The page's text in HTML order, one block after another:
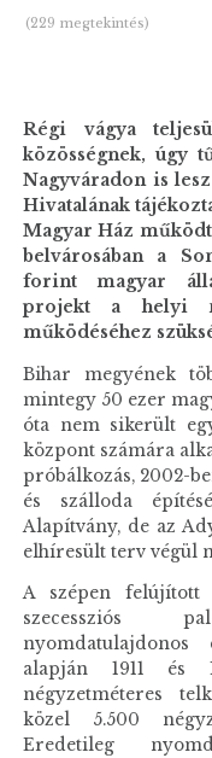
(229 megtekintés)
Régi vágya
közösségnek, úgy
Nagyváradon is
Hivatalának
Magyar Ház
belvárosában a
forint magyar
projekt a helyi
működéséhez
Bihar megyének
mintegy 50 ezer
óta nem sikerült
központ számára
próbálkozás, 2002-
és szálloda
Alapítvány, de az
elhíresült terv végül
A szépen felújított
szecessziós
alapján 1911 és
négyzetméteres
közel 5.500
Eredetileg